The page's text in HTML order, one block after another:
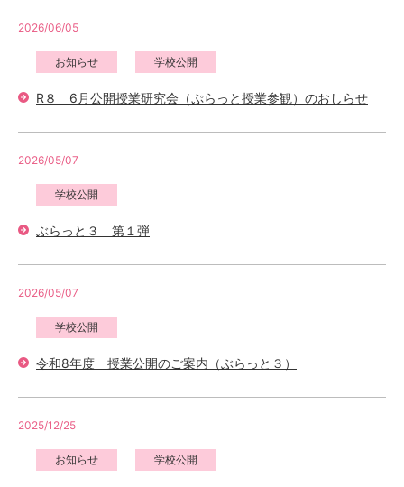
2026/06/05
お知らせ 学校公開
R８ 6月公開授業研究会（ぷらっと授業参観）のおしらせ
2026/05/07
学校公開
ぶらっと３ 第１弾
2026/05/07
学校公開
令和8年度 授業公開のご案内（ぶらっと３）
2025/12/25
お知らせ 学校公開